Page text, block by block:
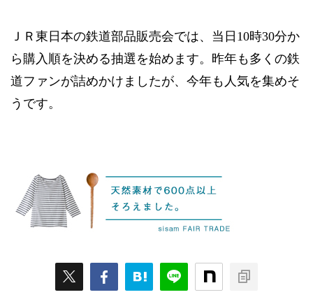
ＪＲ東日本の鉄道部品販売会では、当日10時30分か
ら購入順を決める抽選を始めます。昨年も多くの鉄
道ファンが詰めかけましたが、今年も人気を集めそ
うです。